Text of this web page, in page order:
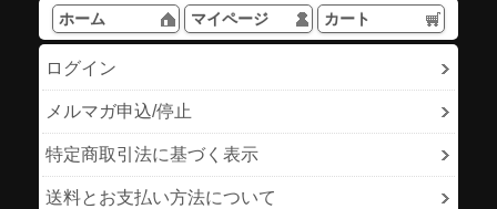
ホーム マイページ カート
ログイン
メルマガ申込/停止
特定商取引法に基づく表示
送料とお支払い方法について